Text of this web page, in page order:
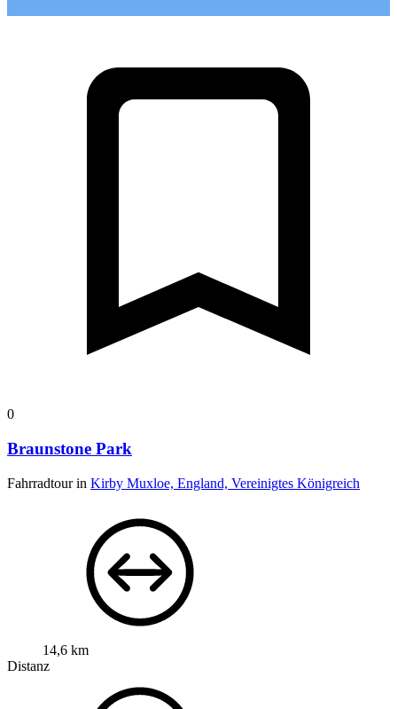
0
Braunstone Park
Fahrradtour in Kirby Muxloe, England, Vereinigtes Königreich
14,6 km
Distanz